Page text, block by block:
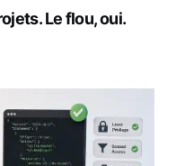
Le flou, oui.